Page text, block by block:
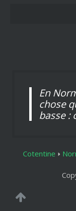
En
chose
basse :
Cotentine